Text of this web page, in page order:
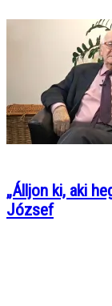
„Álljon ki, aki
József